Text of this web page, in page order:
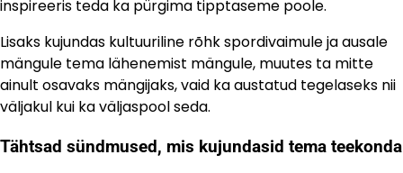
inspireeris teda ka pürgima tipptaseme poole.
Lisaks kujundas kultuuriline rõhk spordivaimule ja ausale
mängule tema lähenemist mängule, muutes ta mitte
ainult osavaks mängijaks, vaid ka austatud tegelaseks nii
väljakul kui ka väljaspool seda.
Tähtsad sündmused, mis kujundasid tema teekonda